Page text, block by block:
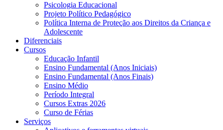
Psicologia Educacional
Projeto Político Pedagógico
Política Interna de Proteção aos Direitos da Criança e
Adolescente
Diferenciais
Cursos
Educação Infantil
Ensino Fundamental (Anos Iniciais)
Ensino Fundamental (Anos Finais)
Ensino Médio
Período Integral
Cursos Extras 2026
Curso de Férias
Serviços